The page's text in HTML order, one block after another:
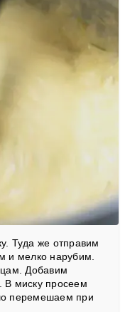
Туда же отправим
и мелко нарубим.
Добавим
В миску просеем
перемешаем при